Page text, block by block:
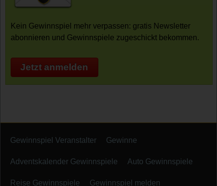
Kein Gewinnspiel mehr verpassen: gratis Newsletter
abonnieren und Gewinnspiele zugeschickt bekommen.
Jetzt anmelden
Gewinnspiel Veranstalter Gewinne
Adventskalender Gewinnspiele Auto Gewinnspiele
Reise Gewinnspiele Gewinnspiel melden